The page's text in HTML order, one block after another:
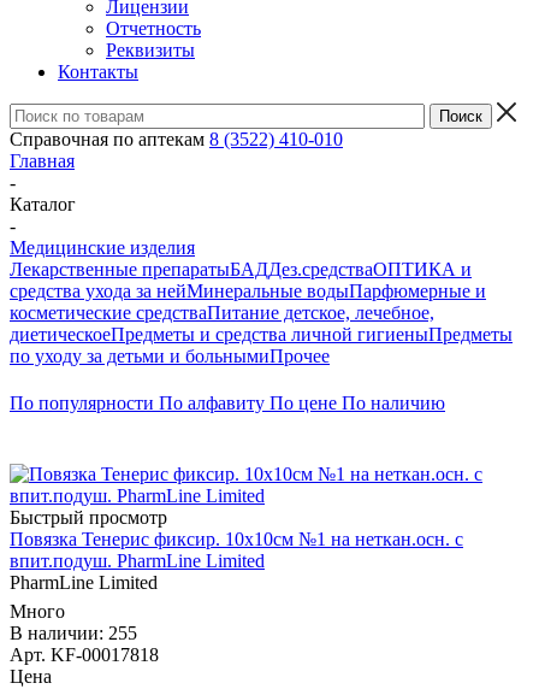
Лицензии
Отчетность
Реквизиты
Контакты
Справочная по аптекам 8 (3522) 410-010
Главная
-
Каталог
-
Медицинские изделия
Лекарственные препаратыБАДДез.средстваОПТИКА и
средства ухода за нейМинеральные водыПарфюмерные и
косметические средстваПитание детское, лечебное,
диетическоеПредметы и средства личной гигиеныПредметы
по уходу за детьми и больнымиПрочее
По популярности По алфавиту По цене По наличию
Быстрый просмотр
Повязка Тенерис фиксир. 10х10см №1 на неткан.осн. с
впит.подуш. PharmLine Limited
PharmLine Limited
Много
В наличии: 255
Арт. KF-00017818
Цена